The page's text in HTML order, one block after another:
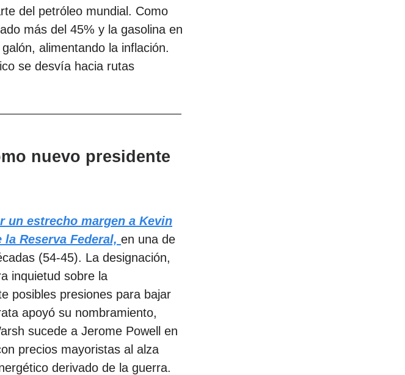
del petróleo mundial. Como
más del 45% y la gasolina en
alimentando la inflación.
se desvía hacia rutas
nuevo presidente
un estrecho margen a Kevin
Reserva Federal, en una de
(54-45). La designación,
inquietud sobre la
posibles presiones para bajar
apoyó su nombramiento,
sucede a Jerome Powell en
precios mayoristas al alza
derivado de la guerra.